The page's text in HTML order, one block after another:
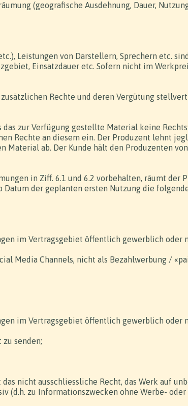
(geografische Ausdehnung, Dauer,
Leistungen von Darstellern, Sprechern etc.
Einsatzdauer etc. Sofern nicht im
Rechte und deren Vergütung
zur Verfügung gestellte Material keine
Rechte an diesem ein. Der Produzent lehnt
ab. Der Kunde hält den Produzenten
in Ziff. 6.1 und 6.2 vorbehalten, räumt der
der geplanten ersten Nutzung die
im Vertragsgebiet öffentlich gewerblich oder
Media Channels, nicht als Bezahlwerbung /
im Vertragsgebiet öffentlich gewerblich oder
senden;
nicht ausschliessliche Recht, das Werk auf
(d.h. zu Informationszwecken ohne Werbe- oder